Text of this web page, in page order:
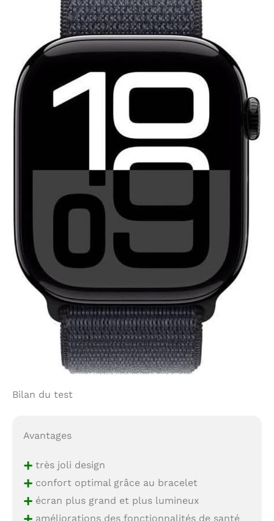
Bilan du test
Avantages
+très joli design
+confort optimal grâce au bracelet
+écran plus grand et plus lumineux
améliorations des fonctionnalités de santé